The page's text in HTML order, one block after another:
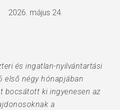
2026. május 24.
és ingatlan-nyilvántartási
első négy hónapjában
bocsátott ki ingyenesen az
a